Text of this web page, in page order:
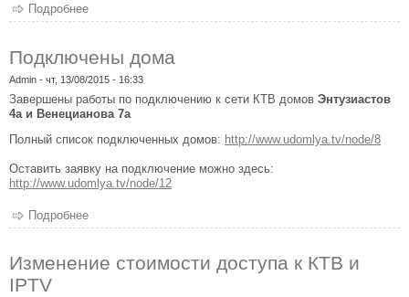
Подробнее
Подключены дома
Admin - чт, 13/08/2015 - 16:33
Завершены работы по подключению к сети КТВ домов Энтузиастов
4а и Венецианова 7а
Полный список подключенных домов: http://www.udomlya.tv/node/8
Оставить заявку на подключение можно здесь:
http://www.udomlya.tv/node/12
Подробнее
Изменение стоимости доступа к КТВ и
IPTV